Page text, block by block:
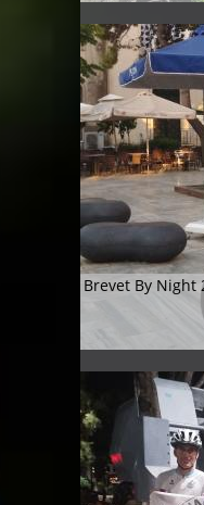
Βrevet By Night